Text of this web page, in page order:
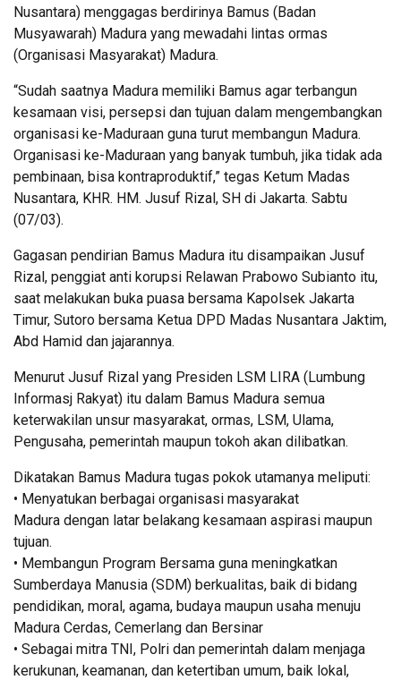
Nusantara) menggagas berdirinya Bamus (Badan
Musyawarah) Madura yang mewadahi lintas ormas
(Organisasi Masyarakat) Madura.
“Sudah saatnya Madura memiliki Bamus agar terbangun
kesamaan visi, persepsi dan tujuan dalam mengembangkan
organisasi ke-Maduraan guna turut membangun Madura.
Organisasi ke-Maduraan yang banyak tumbuh, jika tidak ada
pembinaan, bisa kontraproduktif,” tegas Ketum Madas
Nusantara, KHR. HM. Jusuf Rizal, SH di Jakarta. Sabtu
(07/03).
Gagasan pendirian Bamus Madura itu disampaikan Jusuf
Rizal, penggiat anti korupsi Relawan Prabowo Subianto itu,
saat melakukan buka puasa bersama Kapolsek Jakarta
Timur, Sutoro bersama Ketua DPD Madas Nusantara Jaktim,
Abd Hamid dan jajarannya.
Menurut Jusuf Rizal yang Presiden LSM LIRA (Lumbung
Informasj Rakyat) itu dalam Bamus Madura semua
keterwakilan unsur masyarakat, ormas, LSM, Ulama,
Pengusaha, pemerintah maupun tokoh akan dilibatkan.
Dikatakan Bamus Madura tugas pokok utamanya meliputi:
• Menyatukan berbagai organisasi masyarakat
Madura dengan latar belakang kesamaan aspirasi maupun
tujuan.
• Membangun Program Bersama guna meningkatkan
Sumberdaya Manusia (SDM) berkualitas, baik di bidang
pendidikan, moral, agama, budaya maupun usaha menuju
Madura Cerdas, Cemerlang dan Bersinar
• Sebagai mitra TNI, Polri dan pemerintah dalam menjaga
kerukunan, keamanan, dan ketertiban umum, baik lokal,